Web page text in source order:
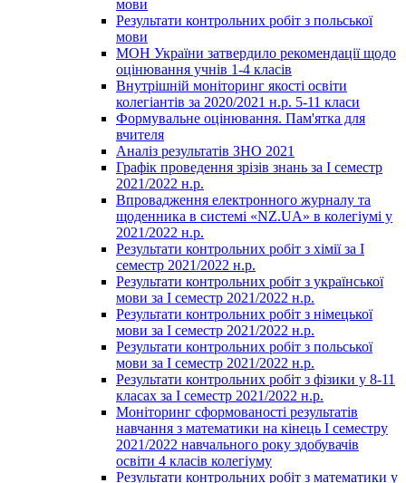
мови
Результати контрольних робіт з польської
мови
МОН України затвердило рекомендації щодо
оцінювання учнів 1-4 класів
Внутрішній моніторинг якості освіти
колегіантів за 2020/2021 н.р. 5-11 класи
Формувальне оцінювання. Пам'ятка для
вчителя
Аналіз результатів ЗНО 2021
Графік проведення зрізів знань за І семестр
2021/2022 н.р.
Впровадження електронного журналу та
щоденника в системі «NZ.UA» в колегіумі у
2021/2022 н.р.
Результати контрольних робіт з хімії за І
семестр 2021/2022 н.р.
Результати контрольних робіт з української
мови за І семестр 2021/2022 н.р.
Результати контрольних робіт з німецької
мови за І семестр 2021/2022 н.р.
Результати контрольних робіт з польської
мови за І семестр 2021/2022 н.р.
Результати контрольних робіт з фізики у 8-11
класах за І семестр 2021/2022 н.р.
Моніторинг сформованості результатів
навчання з математики на кінець І семестру
2021/2022 навчального року здобувачів
освіти 4 класів колегіуму
Результати контрольних робіт з математики у